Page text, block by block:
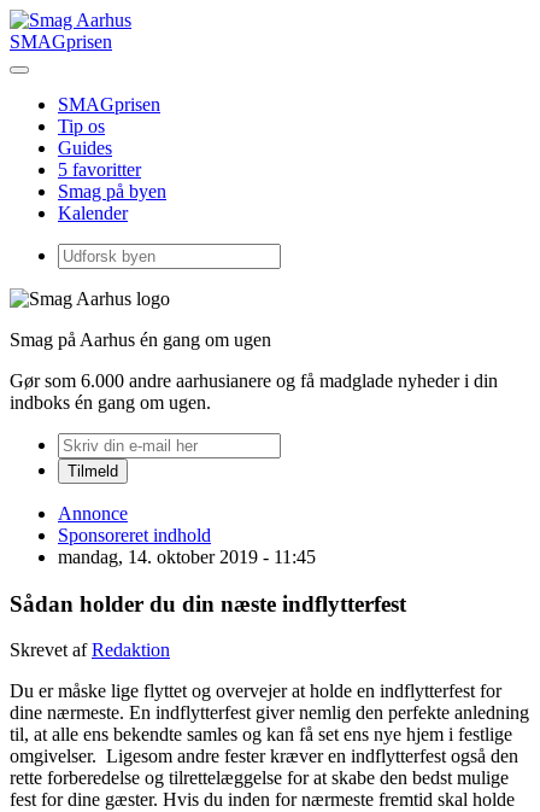
SMAGprisen
SMAGprisen
Tip os
Guides
5 favoritter
Smag på byen
Kalender
Smag på Aarhus én gang om ugen
Gør som 6.000 andre aarhusianere og få madglade nyheder i din
indboks én gang om ugen.
Annonce
Sponsoreret indhold
mandag, 14. oktober 2019 - 11:45
Sådan holder du din næste indflytterfest
Skrevet afRedaktion
Du er måske lige flyttet og overvejer at holde en indflytterfest for
dine nærmeste. En indflytterfest giver nemlig den perfekte anledning
til, at alle ens bekendte samles og kan få set ens nye hjem i festlige
omgivelser. Ligesom andre fester kræver en indflytterfest også den
rette forberedelse og tilrettelæggelse for at skabe den bedst mulige
fest for dine gæster. Hvis du inden for nærmeste fremtid skal holde